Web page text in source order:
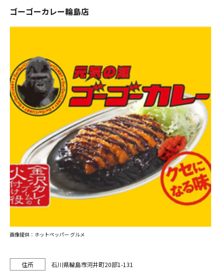
ゴーゴーカレー輪島店
石川県輪島市河井町20部1-131
画像提供：ホットペッパー グルメ